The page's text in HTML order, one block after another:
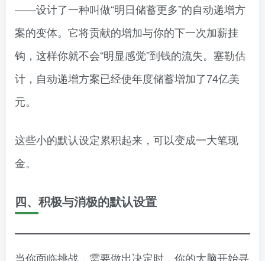
——设计了一种叫做“明日储蓄更多”的自动递增方
案的变体。它将贡献的增加与你的下一次加薪挂
钩，这样你就不会“明显感觉”到钱的流失。塞勒估
计，自动递增方案已经使年度储蓄增加了74亿美
元。
这些小的默认设定累积起来，可以变成一大笔现
金。
四、积极与消极的默认设置
当你面临挑战，需要做出决定时，你的大脑开始寻